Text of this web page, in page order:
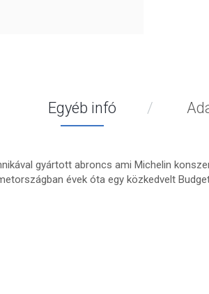
Egyéb infó
gyártott abroncs ami Michelin
évek óta egy közkedvelt